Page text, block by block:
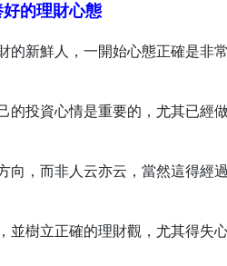
的理財心態
的新鮮人，一開始心態正確是非
的投資心情是重要的，尤其已經
向，而非人云亦云，當然這得經
並樹立正確的理財觀，尤其得失